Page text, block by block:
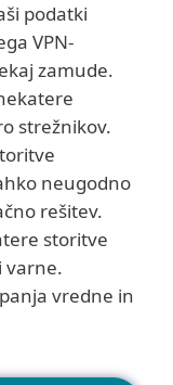
podatki
VPN-
zamude.
strežnikov.
neugodno
rešitev.
storitve
varne.
vredne in